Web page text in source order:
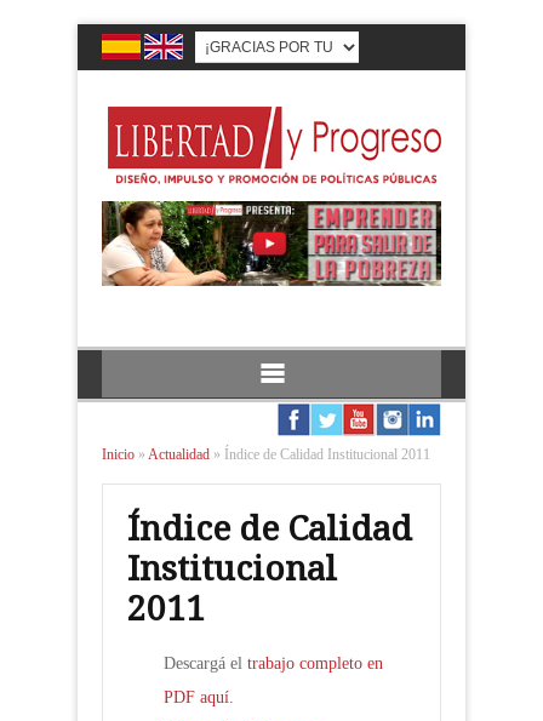
Inicio » Actualidad » Índice de Calidad Institucional 2011
Índice de Calidad
Institucional
2011
Descargá el trabajo completo en
PDF aquí.